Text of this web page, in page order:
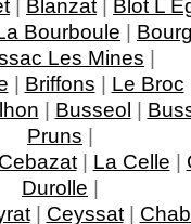
| Blanzat | Blot L
Bourboule |
Les Mines |
| Briffons | Le Broc
| Busseol |
Pruns |
Cebazat| La Celle |
Durolle |
| Ceyssat|